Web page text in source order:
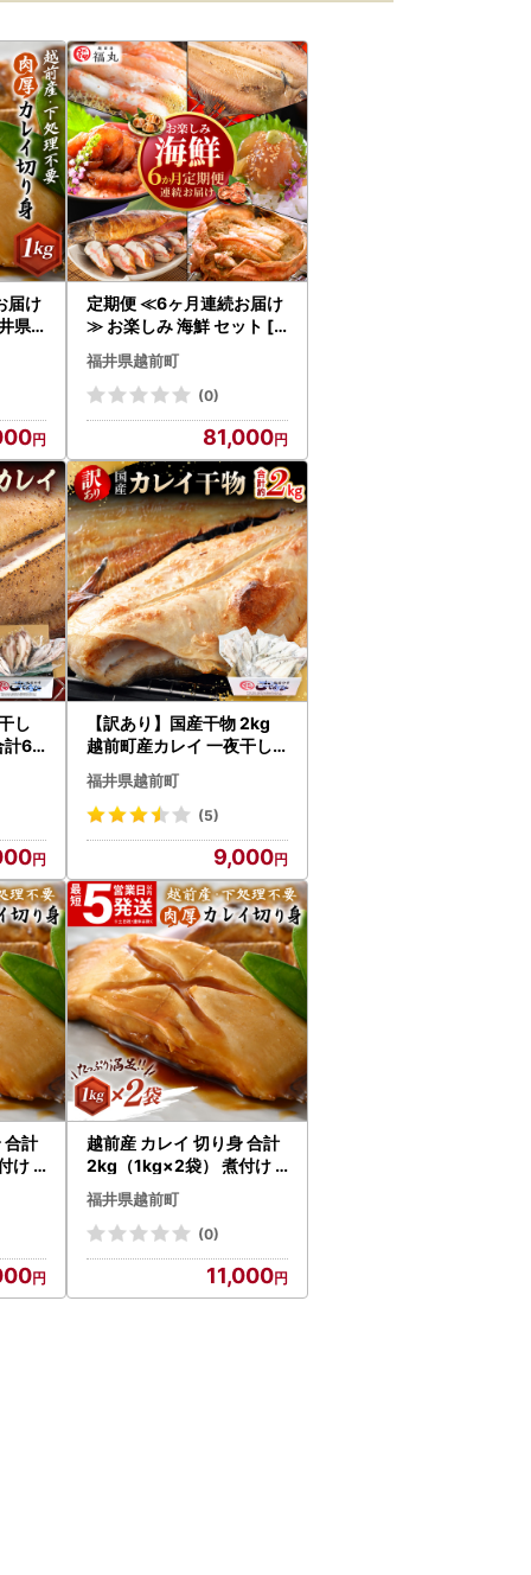
届け
県
凍結
定期便 ≪6ヶ月連続お届け
≫ お楽しみ 海鮮 セット [e
15-g002]
福井県越前町
(0)
81,000
し
計6
【訳あり】国産干物 2kg
越前町産カレイ 一夜干し
無添加 15尾以上【無添加
産地直送 冷凍 小分け 海鮮
】 [e15-a021]
福井県越前町
(5)
9,000
合計
け
越前産 カレイ 切り身 合計
2kg（1kg×2袋） 煮付け
肉厚な切り身かれい （無
塩）【 魚 煮魚 切身 魚の切
り身 煮付け 】 [e15-a032
]
福井県越前町
(0)
11,000